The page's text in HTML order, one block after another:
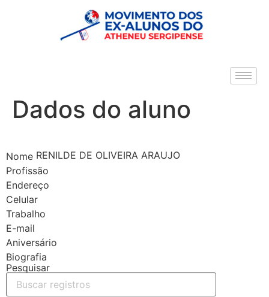
Dados do aluno
Nome RENILDE DE OLIVEIRA ARAUJO
Profissão
Endereço
Celular
Trabalho
E-mail
Aniversário
Biografia
Pesquisar